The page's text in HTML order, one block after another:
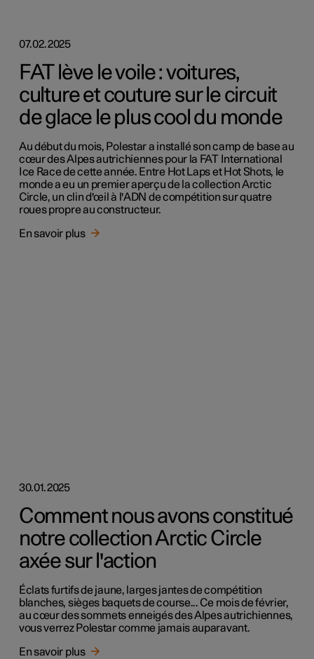
07.02.2025
FAT lève le voile : voitures,
culture et couture sur le circuit
de glace le plus cool du monde
Au début du mois, Polestar a installé son camp de base au
cœur des Alpes autrichiennes pour la FAT International
Ice Race de cette année. Entre Hot Laps et Hot Shots, le
monde a eu un premier aperçu de la collection Arctic
Circle, un clin d'œil à l'ADN de compétition sur quatre
roues propre au constructeur.
En savoir plus
30.01.2025
Comment nous avons constitué
notre collection Arctic Circle
axée sur l'action
Éclats furtifs de jaune, larges jantes de compétition
blanches, sièges baquets de course... Ce mois de février,
au cœur des sommets enneigés des Alpes autrichiennes,
vous verrez Polestar comme jamais auparavant.
En savoir plus